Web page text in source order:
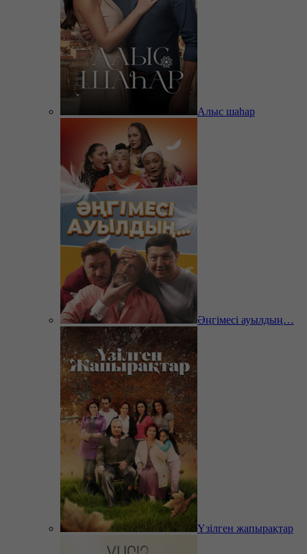
Алыс шаһар
Әңгімесі ауылдың…
Үзілген жапырақтар